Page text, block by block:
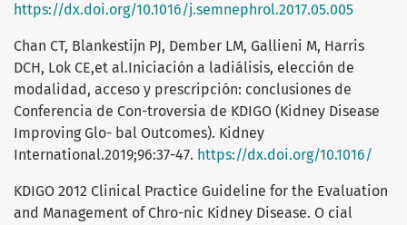
https://dx.doi.org/10.1016/j.semnephrol.2017.05.005
Chan CT, Blankestijn PJ, Dember LM, Gallieni M, Harris
DCH, Lok CE,et al.Iniciación a ladiálisis, elección de
modalidad, acceso y prescripción: conclusiones de
Conferencia de Con-troversia de KDIGO (Kidney Disease
Improving Glo- bal Outcomes). Kidney
International.2019;96:37-47. https://dx.doi.org/10.1016/
KDIGO 2012 Clinical Practice Guideline for the Evaluation
and Management of Chro-nic Kidney Disease. O cial